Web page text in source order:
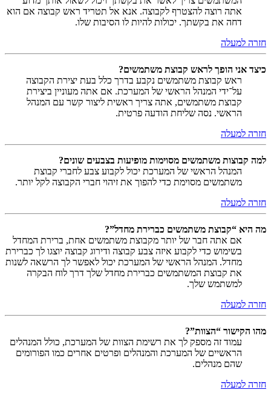
אתה רוצה להצטרף לקבוצה. אנא אל תטריד ראש קבוצה אם הוא
דחה את בקשתך. יכולות להיות לו הסיבות שלו.
חזרה למעלה
כיצד אני הופך לראש קבוצת משתמשים?
ראש קבוצת משתמשים נקבע בדרך כלל בעת יצירת הקבוצה
על־ידי המנהל הראשי של המערכת. אם אתה מעוניין ביצירת
קבוצת משתמשים, אתה צריך ראשית ליצור קשר עם המנהל
הראשי. נסה שליחת הודעה פרטית.
חזרה למעלה
למה קבוצות משתמשים מסוימות מופיעות בצבעים שונים?
המנהל הראשי של המערכת יכול לקבוע צבע לחברי קבוצת
משתמשים מסוימת כדי להפוך את זיהוי חברי הקבוצה לקל יותר.
חזרה למעלה
מה היא “קבוצת משתמשים כברירת מחדל”?
אם אתה חבר של יותר מקבוצת משתמשים אחת, ברירת המחדל
בשימוש כדי לקבוע איזה צבע קבוצה ודירוג קבוצה יוצגו לך כברירת
מחדל. המנהל הראשי של המערכת יכול לאפשר לך הרשאה לשנות
את קבוצת המשתמשים כברירת מחדל שלך דרך לוח הבקרה
למשתמש שלך.
חזרה למעלה
מהו הקישור “הצוות”?
עמוד זה מספק לך את רשימת הצוות של המערכת, כולל המנהלים
הראשיים של המערכת והמנהלים ופרטים אחרים כמו הפורומים
שהם מנהלים.
חזרה למעלה